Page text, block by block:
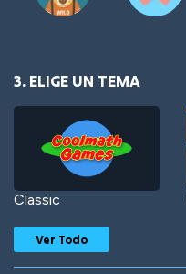
3. ELIGE UN TEMA
Classic
Ver Todo